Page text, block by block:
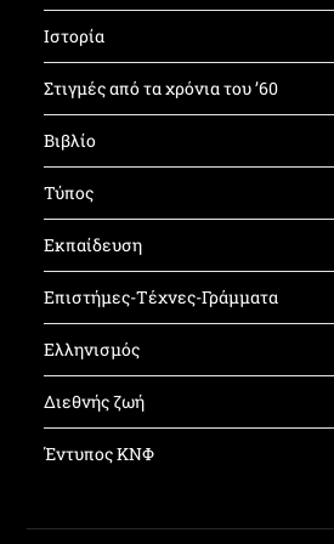
Ιστορία
Στιγμές από τα χρόνια του ’60
Βιβλίο
Τύπος
Εκπαίδευση
Επιστήμες-Τέχνες-Γράμματα
Ελληνισμός
Διεθνής ζωή
Έντυπος ΚΝΦ